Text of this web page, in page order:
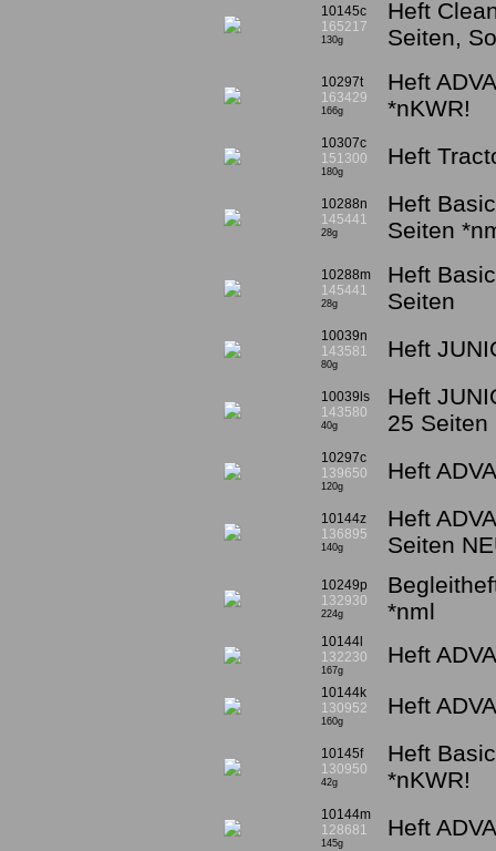
10145c
165217
130g
Heft
Seiten,
10297t
163429
166g
Heft
*nKWR!
10307c
151300
180g
Heft
10288n
145441
28g
Heft
Seiten
10288m
145441
28g
Heft
Seiten
10039n
143581
80g
Heft
10039ls
143580
40g
Heft
25 Seiten
10297c
139650
120g
Heft
10144z
136895
140g
Heft
Seiten
10249p
132930
224g
*nml
10144l
132230
167g
Heft
10144k
130952
160g
Heft
10145f
130950
42g
Heft
*nKWR!
10144m
128681
145g
Heft